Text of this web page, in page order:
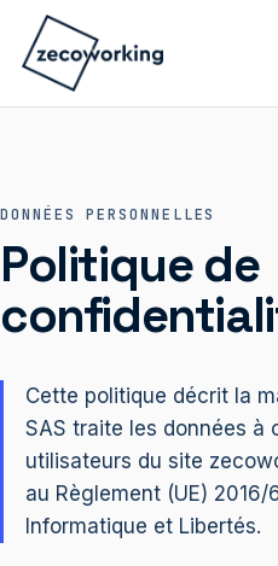
DONNÉES PERSONNELLES
Politique de
Cette politique décrit la
SAS traite les données à
utilisateurs du site
au Règlement (UE)
Informatique et Libertés.